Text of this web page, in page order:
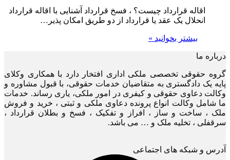
اقاله قرارداد چیست؟ ، فسخ قرارداد آشنایی با اقاله قرارداد
انحلال یک عقد یا قرارداد از دو طریق امکان پذیر…
بیشتر بخوانید »
درباره ما
گروه حقوقی تخصصی ملکی اداری افتخار دارد با همکاری وکلای
پایه یک دادگستری به متقاضیان خدمات حقوقی، با قبول مشاوره و
وکالت دعاوی حقوقی و کیفری در امور ملکی، یاری رساند. خدمات
ما شامل وکالت انواع پرونده دعاوی ملکی و ثبتی ، خرید و فروش
ملک ، ساخت و ساز ، افراز و تفکیک ، فسخ و بطلان قرارداد ،
سرقفلی ، تخلیه ملک و … می باشد.
آدرس و شبکه های اجتماعی